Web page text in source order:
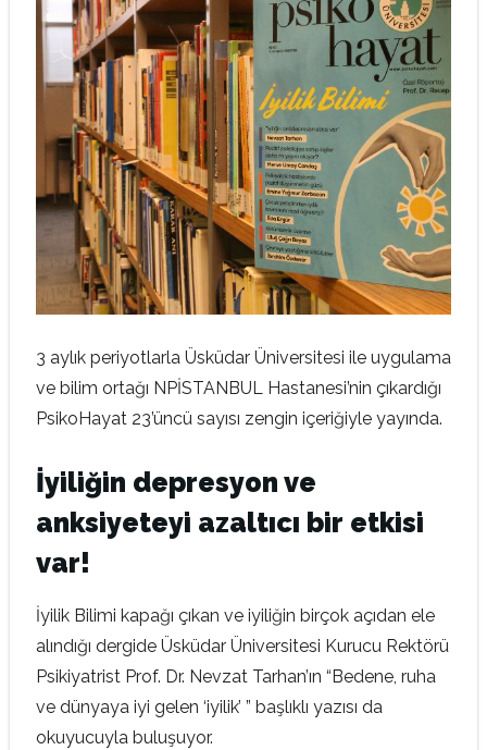
3 aylık periyotlarla Üsküdar Üniversitesi ile uygulama
ve bilim ortağı NPİSTANBUL Hastanesi’nin çıkardığı
PsikoHayat 23’üncü sayısı zengin içeriğiyle yayında.
İyiliğin depresyon ve
anksiyeteyi azaltıcı bir etkisi
var!
İyilik Bilimi kapağı çıkan ve iyiliğin birçok açıdan ele
alındığı dergide Üsküdar Üniversitesi Kurucu Rektörü
Psikiyatrist Prof. Dr. Nevzat Tarhan’ın “Bedene, ruha
ve dünyaya iyi gelen ‘iyilik’ ” başlıklı yazısı da
okuyucuyla buluşuyor.